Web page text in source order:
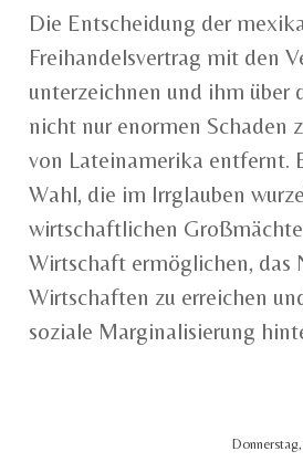
Die Entscheidung der
Freihandelsvertrag mit den
unterzeichnen und ihm über
nicht nur enormen Schaden
von Lateinamerika entfernt.
Wahl, die im Irrglauben
wirtschaftlichen
Wirtschaft ermöglichen, das
Wirtschaften zu erreichen
soziale Marginalisierung